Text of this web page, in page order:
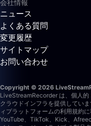
会社情報
ニュース
よくある質問
変更履歴
サイトマップ
お問い合わせ
Copyright © 2026
LiveStreamRecorder は、個人的
クラウドインフラを提供してい
ィプラットフォームの利用規約
YouTube、TikTok、Kick、